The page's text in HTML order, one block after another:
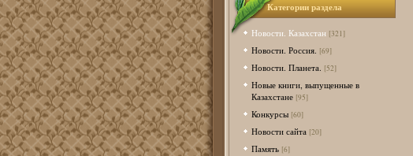
Категории раздела
Новости. Казахстан [321]
Новости. Россия. [69]
Новости. Планета. [52]
Новые книги, выпущенные в
Казахстане [95]
Конкурсы [60]
Новости сайта [20]
Память [6]